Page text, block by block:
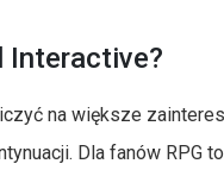
Interactive?
na większe
Dla fanów RPG